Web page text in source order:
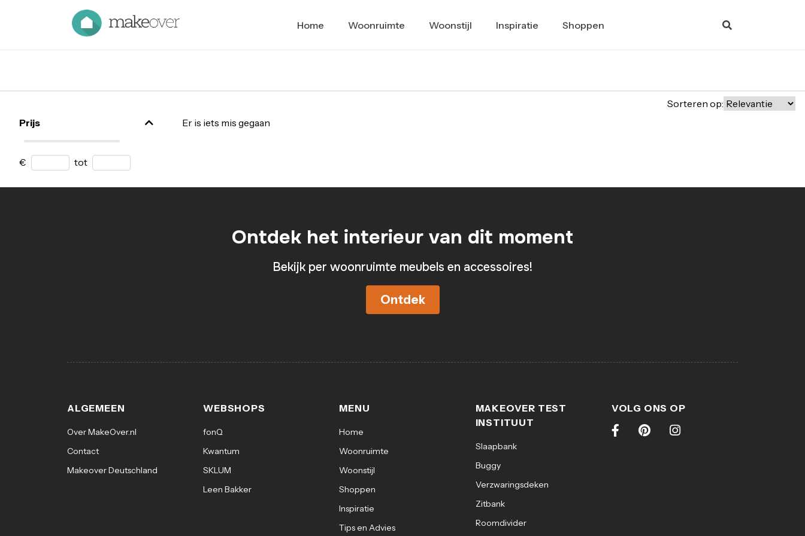
Home Woonruimte Woonstijl Inspiratie Shoppen
Prijs
€ tot
Sorteren op:
Er is iets mis gegaan
Ontdek het interieur van dit moment
Bekijk per woonruimte meubels en accessoires!
Ontdek
ALGEMEEN
Over MakeOver.nl
Contact
Makeover Deutschland
WEBSHOPS
fonQ
Kwantum
SKLUM
Leen Bakker
MENU
Home
Woonruimte
Woonstijl
Shoppen
Inspiratie
Tips en Advies
MAKEOVER TEST
INSTITUUT
Slaapbank
Buggy
Verzwaringsdeken
Zitbank
Roomdivider
VOLG ONS OP